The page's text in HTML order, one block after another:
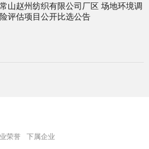
山赵州纺织有限公司厂区 场地环境调
评估项目公开比选公告
荣誉 下属企业